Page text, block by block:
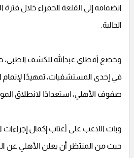
انضمامه إلى القلعة الحمراء خلال فترة
الحالية.
وخضع أقطاي عبدالله للكشف الطبي،
في إحدى المستشفيات، تمهيدًا لإتمام
صفوف الأهلي، استعدادًا لانطلاق
وبات اللاعب على أعتاب إكمال إجراءات
حيث من المنتظر أن يعلن الأهلي